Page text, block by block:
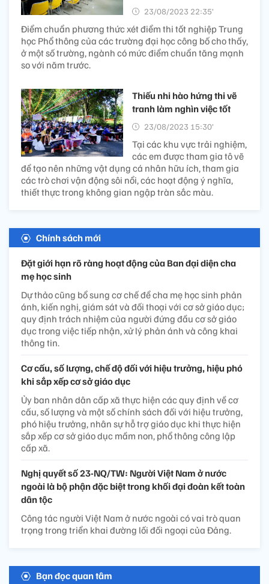
23/08/2023 22:35’
Điểm chuẩn phương thức xét điểm thi tốt nghiệp Trung
học Phổ thông của các trường đại học công bố cho thấy,
ở một số trường, ngành có mức điểm chuẩn tăng mạnh
so với năm trước.
Thiếu nhi hào hứng thi vẽ
tranh làm nghìn việc tốt
23/08/2023 15:30’
Tại các khu vực trải nghiệm,
các em được tham gia tô vẽ
để tạo nên những vật dụng cá nhân hữu ích, tham gia
các trò chơi vận động sôi nổi, các hoạt động ý nghĩa,
thiết thực trong không gian ngập tràn sắc màu.
Chính sách mới
Đặt giới hạn rõ ràng hoạt động của Ban đại diện cha
mẹ học sinh
Dự thảo cũng bổ sung cơ chế để cha mẹ học sinh phản
ánh, kiến nghị, giám sát và đối thoại với cơ sở giáo dục;
quy định trách nhiệm của người đứng đầu cơ sở giáo
dục trong việc tiếp nhận, xử lý phản ánh và công khai
thông tin.
Cơ cấu, số lượng, chế độ đối với hiệu trưởng, hiệu phó
khi sắp xếp cơ sở giáo dục
Ủy ban nhân dân cấp xã thực hiện các quy định về cơ
cấu, số lượng và một số chính sách đối với hiệu trưởng,
phó hiệu trưởng, nhân sự hỗ trợ giáo dục khi thực hiện
sắp xếp cơ sở giáo dục mầm non, phổ thông công lập
cấp xã.
Nghị quyết số 23-NQ/TW: Người Việt Nam ở nước
ngoài là bộ phận đặc biệt trong khối đại đoàn kết toàn
dân tộc
Công tác người Việt Nam ở nước ngoài có vai trò quan
trọng trong triển khai đường lối đối ngoại của Đảng.
Bạn đọc quan tâm